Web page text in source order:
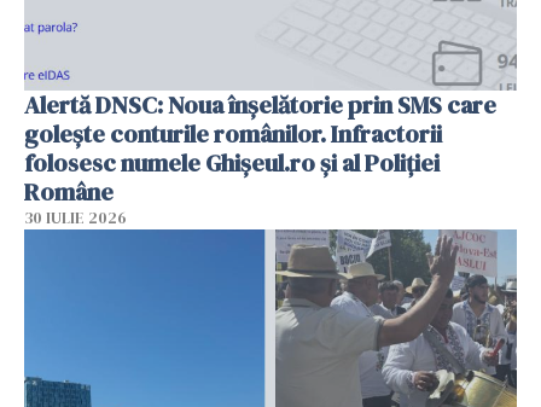
Alertă DNSC: Noua înșelătorie prin SMS care
golește conturile românilor. Infractorii
folosesc numele Ghișeul.ro și al Poliției
Române
30 IULIE 2026